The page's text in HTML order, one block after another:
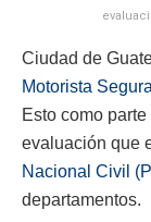
Ciudad de
Motorista Segura
Esto como
evaluación que
Nacional Civil
departamentos.